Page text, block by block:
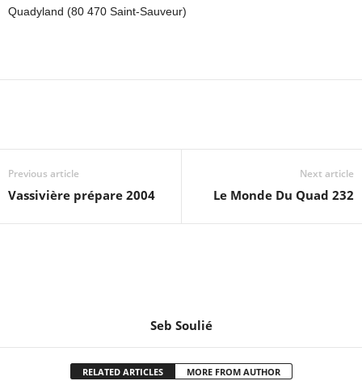
Quadyland (80 470 Saint-Sauveur)
Previous article
Vassivière prépare 2004
Next article
Le Monde Du Quad 232
Seb Soulié
RELATED ARTICLES MORE FROM AUTHOR